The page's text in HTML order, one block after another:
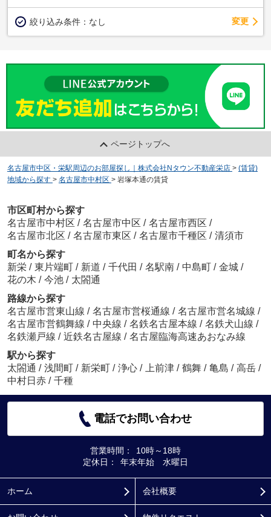
絞り込み条件： なし 変更
ページトップへ
名古屋市中区・栄駅周辺のお部屋探し｜株式会社Nタウン不動産栄店 > (賃貸)
地域から探す > 名古屋市中村区 > 岩塚本通の賃貸
市区町村から探す
名古屋市中村区 / 名古屋市中区 / 名古屋市西区 /
名古屋市北区 / 名古屋市東区 / 名古屋市千種区 / 清須市
町名から探す
新栄 / 東片端町 / 新道 / 千代田 / 名駅南 / 中島町 / 金城 /
花の木 / 今池 / 太閤通
路線から探す
名古屋市営東山線 / 名古屋市営桜通線 / 名古屋市営名城線 /
名古屋市営鶴舞線 / 中央線 / 名鉄名古屋本線 / 名鉄犬山線 /
名鉄瀬戸線 / 近鉄名古屋線 / 名古屋臨海高速あおなみ線
駅から探す
太閤通 / 浅間町 / 新栄町 / 浄心 / 上前津 / 鶴舞 / 亀島 / 高岳 /
中村日赤 / 千種
電話でお問い合わせ
営業時間：
10時～18時
定休日：
年末年始 水曜日
ホーム 会社概要